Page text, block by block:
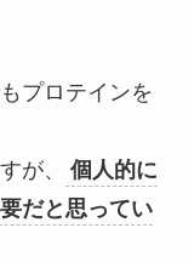
プロテインを
が、
個人的に
だと思ってい